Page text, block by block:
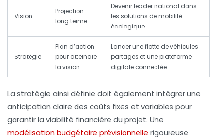
Vision
Projection
long terme
Devenir leader national dans
les solutions de mobilité
écologique
Stratégie
Plan d’action
pour atteindre
la vision
Lancer une flotte de véhicules
partagés et une plateforme
digitale connectée
La stratégie ainsi définie doit également intégrer une
anticipation claire des coûts fixes et variables pour
garantir la viabilité financière du projet. Une
modélisation budgétaire prévisionnelle rigoureuse